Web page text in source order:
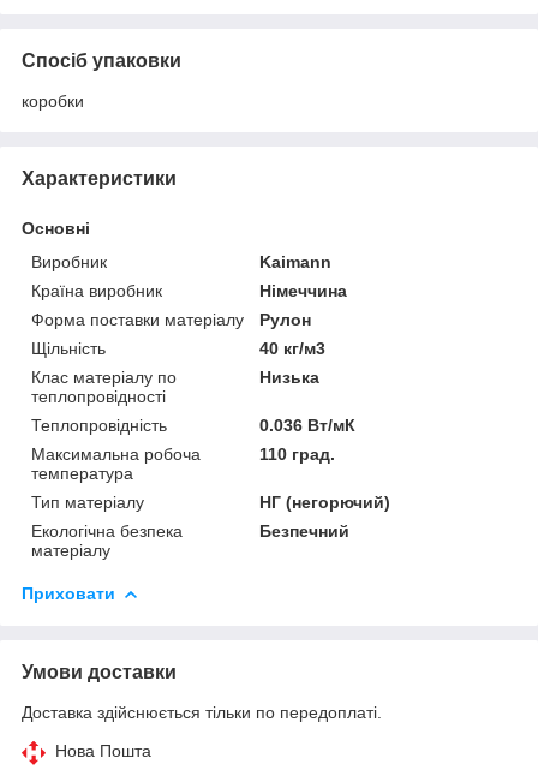
Спосіб упаковки
коробки
Характеристики
Основні
Виробник
Kaimann
Країна виробник
Німеччина
Форма поставки матеріалу
Рулон
Щільність
40 кг/м3
Клас матеріалу по
теплопровідності
Низька
Теплопровідність
0.036 Вт/мК
Максимальна робоча
температура
110 град.
Тип матеріалу
НГ (негорючий)
Екологічна безпека
матеріалу
Безпечний
Приховати
Умови доставки
Доставка здійснюється тільки по передоплаті.
Нова Пошта